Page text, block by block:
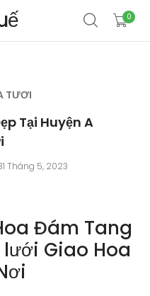
0
TƯƠI
Tại Huyện A
Tháng 5, 2023
Đám Tang
lưới Giao Hoa